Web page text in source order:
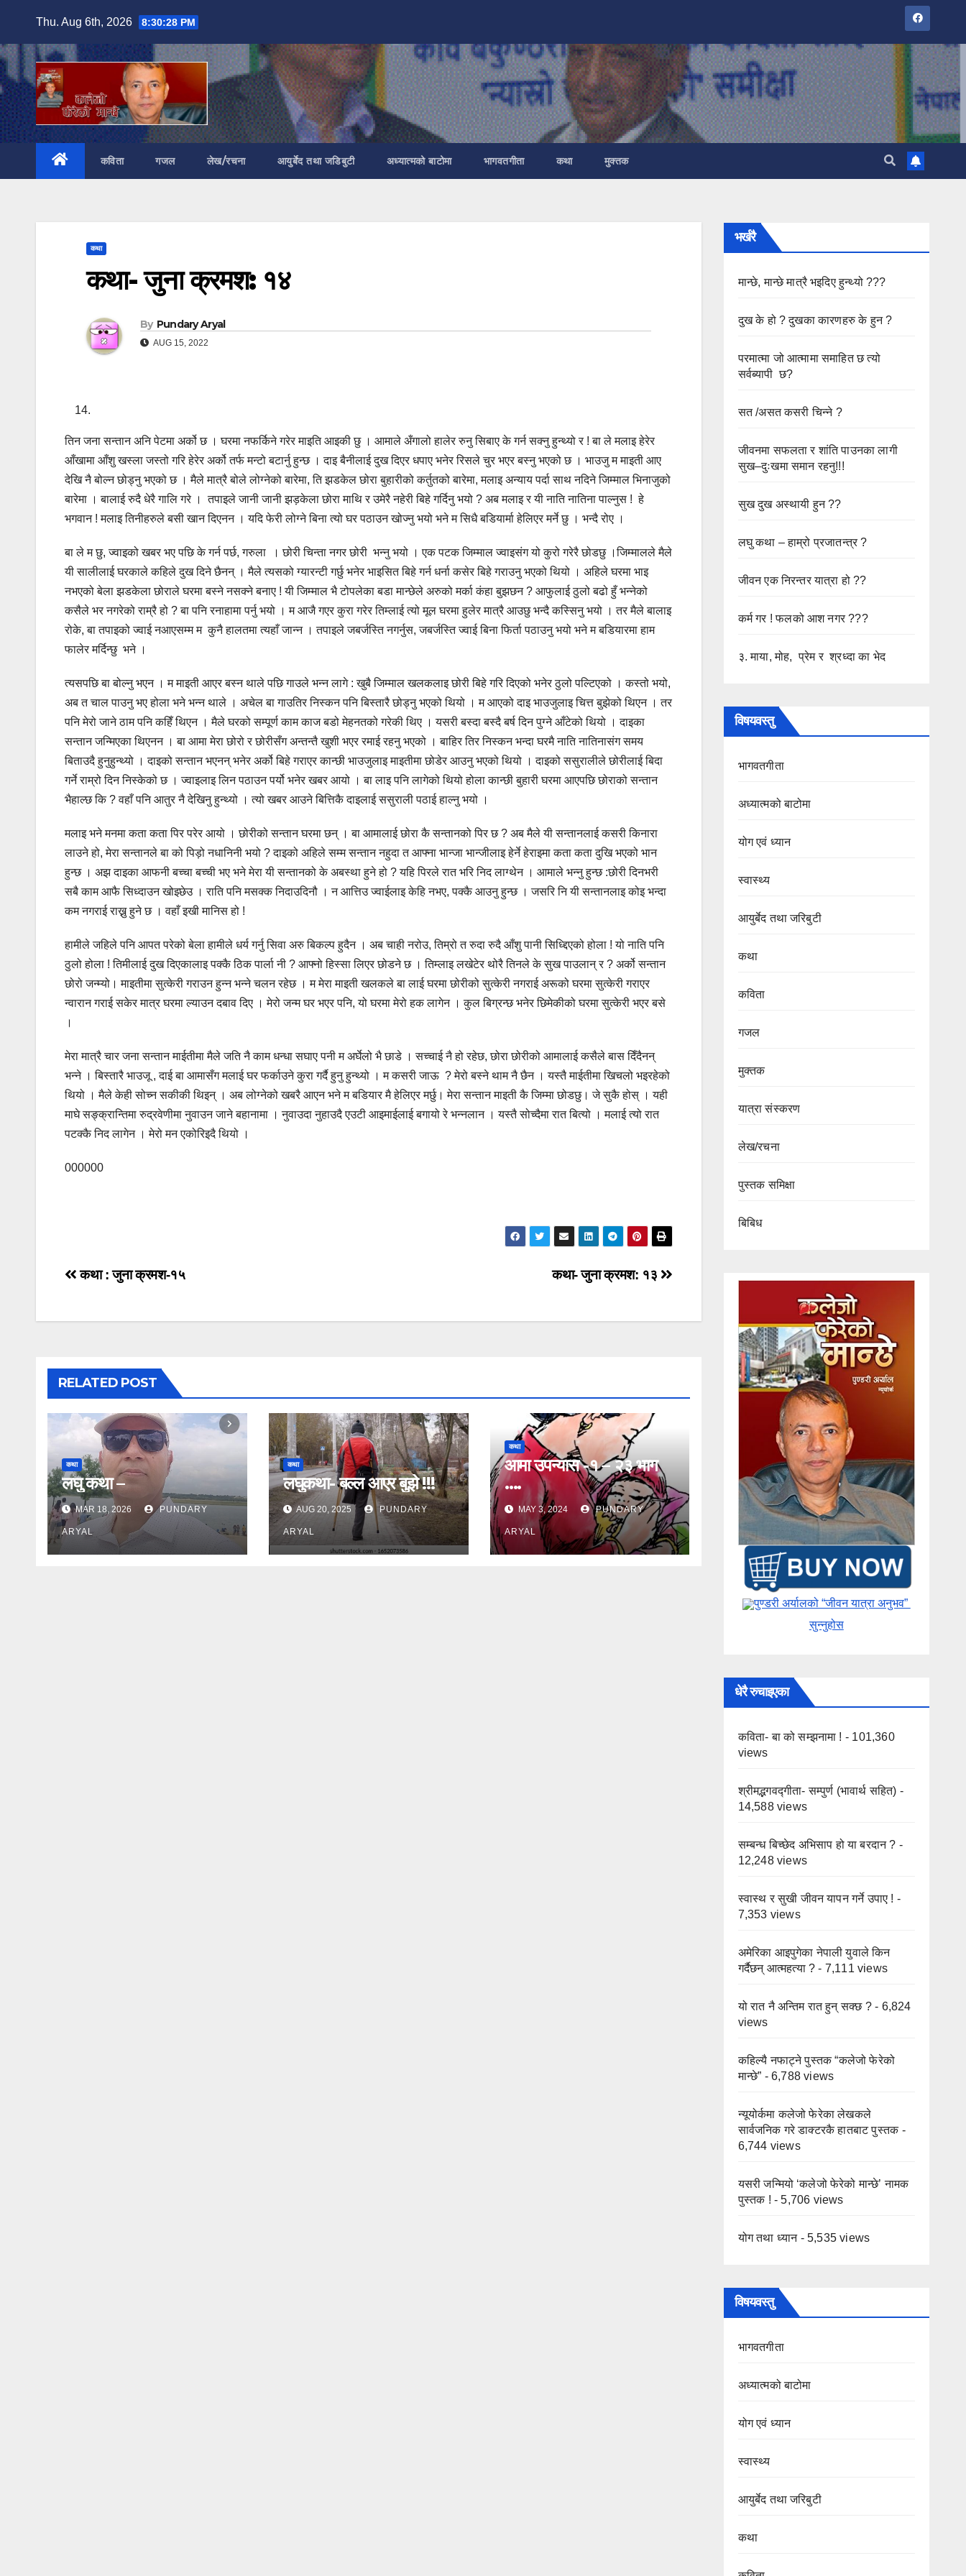
content
Thu. Aug 6th, 2026 8:30:29 PM
कविता गजल लेख/रचना आयुर्बेद तथा जडिबुटी अध्यात्मको बाटोमा भागवतगीता कथा मुक्तक
कथा
कथा- जुना क्रमश: १४
By Pundary Aryal
AUG 15, 2022
तिन जना सन्तान अनि पेटमा अर्को छ । घरमा नफर्किने गरेर माइति आइकी छु । आमाले अँगालो हालेर रुनु सिबाए के गर्न सक्नु हुन्थ्यो र ! बा ले मलाइ हेरेर
आँखामा आँशु खस्ला जस्तो गरि हेरेर अर्को तर्फ मन्टो बटार्नु हुन्छ । दाइ बैनीलाई दुख दिएर धपाए भनेर रिसले चुर भएर बस्नु भएको छ । भाउजु म माइती आए
देखि नै बोल्न छोड्नु भएको छ । मैले मात्रै बोले लोग्नेको बारेमा, ति झडकेल छोरा बुहारीको कर्तुतको बारेमा, मलाइ अन्याय पर्दा साथ नदिने जिम्माल भिनाजुको
बारेमा । बालाई रुदै धेरै गालि गरे । तपाइले जानी जानी झड़केला छोरा माथि र उमेरै नहेरी बिहे गर्दिनु भयो ? अब मलाइ र यी नाति नातिना पाल्नुस ! हे
भगवान ! मलाइ तिनीहरुले बसी खान दिएनन । यदि फेरी लोग्ने बिना त्यो घर पठाउन खोज्नु भयो भने म सिधै बडियार्मा हेलिएर मर्ने छु । भन्दै रोए ।
बा ले म छु, ज्वाइको खबर भए पछि के गर्न पर्छ, गरुला । छोरी चिन्ता नगर छोरी भन्नु भयो । एक पटक जिम्माल ज्वाइसंग यो कुरो गरेरै छोडछु ।जिम्मालले मैले
यी सालीलाई घरकाले कहिले दुख दिने छैनन् । मैले त्यसको ग्यारन्टी गर्छु भनेर भाइसित बिहे गर्न धर्ना कसेर बिहे गराउनु भएको थियो । अहिले घरमा भाइ
नभएको बेला झडकेला छोराले घरमा बस्ने नसक्ने बनाए ! यी जिम्माल भै टोपलेका बडा मान्छेले अरुको मर्का कंहा बुझछन ? आफुलाई ठुलो बढो हुँ भन्नेको
कसैले भर नगरेको राम्रै हो ? बा पनि रनाहामा पर्नु भयो । म आजै गएर कुरा गरेर तिम्लाई त्यो मूल घरमा हुलेर मात्रै आउछु भन्दै कस्सिनु भयो । तर मैले बालाइ
रोके, बा तपाइको ज्वाई नआएसम्म म कुनै हालतमा त्यहाँ जान्न । तपाइले जबर्जस्ति नगर्नुस, जबर्जस्ति ज्वाई बिना फिर्ता पठाउनु भयो भने म बडियारमा हाम
फालेर मर्दिन्छु भने ।
त्यसपछि बा बोल्नु भएन । म माइती आएर बस्न थाले पछि गाउले भन्न लागे : खुबै जिम्माल खलकलाइ छोरी बिहे गरि दिएको भनेर ठुलो पल्टिएको । कस्तो भयो,
अब त चाल पाउनु भए होला भने भन्न थाले । अचेल बा गाउतिर निस्कन पनि बिस्तारै छोड्नु भएको थियो । म आएको दाइ भाउजुलाइ चित्त बुझेको थिएन । तर
पनि मेरो जाने ठाम पनि कहिँ थिएन । मैले घरको सम्पूर्ण काम काज बडो मेहनतको गरेकी थिए । यसरी बस्दा बस्दै बर्ष दिन पुग्ने आँटेको थियो । दाइका
सन्तान जन्मिएका थिएनन । बा आमा मेरा छोरो र छोरीसँग अन्तन्तै खुशी भएर रमाई रहनु भएको । बाहिर तिर निस्कन भन्दा घरमै नाति नातिनासंग समय
बिताउदै हुनुहुन्थ्यो । दाइको सन्तान भएनन् भनेर अर्को बिहे गराएर कान्छी भाउजुलाइ माइतीमा छोडेर आउनु भएको थियो । दाइको ससुरालीले छोरीलाई बिदा
गर्ने राम्रो दिन निस्केको छ । ज्वाइलाइ लिन पठाउन पर्यो भनेर खबर आयो । बा लाइ पनि लागेको थियो होला कान्छी बुहारी घरमा आएपछि छोराको सन्तान
भैहाल्छ कि ? वहाँ पनि आतुर नै देखिनु हुन्थ्यो । त्यो खबर आउने बित्तिकै दाइलाई ससुराली पठाई हाल्नु भयो ।
मलाइ भने मनमा कता कता पिर परेर आयो । छोरीको सन्तान घरमा छन् । बा आमालाई छोरा कै सन्तानको पिर छ ? अब मैले यी सन्तानलाई कसरी किनारा
लाउने हो, मेरा सन्तानले बा को पिड़ो नधानिनी भयो ? दाइको अहिले सम्म सन्तान नहुदा त आफ्ना भान्जा भान्जीलाइ हेर्ने हेराइमा कता कता दुखि भएको भान
हुन्छ । अझ दाइका आफनी बच्चा बच्ची भए भने मेरा यी सन्तानको के अबस्था हुने हो ? यहि पिरले रात भरि निद लाग्थेन । आमाले भन्नु हुन्छ :छोरी दिनभरी
सबै काम आफै सिध्दाउन खोझ्छेउ । राति पनि मसक्क निदाउदिनौ । न आत्तिउ ज्वाईलाइ केहि नभए, पक्कै आउनु हुन्छ । जसरि नि यी सन्तानलाइ कोइ भन्दा
कम नगराई राख्नु हुने छ । वहाँ इखी मानिस हो !
हामीले जहिले पनि आपत परेको बेला हामीले धर्य गर्नु सिवा अरु बिकल्प हुदैन । अब चाही नरोउ, तिम्रो त रुदा रुदै आँशु पानी सिध्द्दिएको होला ! यो नाति पनि
ठुलो होला ! तिमीलाई दुख दिएकालाइ पक्कै ठिक पार्ला नी ? आफ्नो हिस्सा लिएर छोडने छ । तिम्लाइ लखेटेर थोरै तिनले के सुख पाउलान् र ? अर्को सन्तान
छोरो जन्म्यो। माइतीमा सुत्केरी गराउन हुन्न भन्ने चलन रहेछ । म मेरा माइती खलकले बा लाई घरमा छोरीको सुत्केरी नगराई अरूको घरमा सुत्केरी गराएर
न्वारान गराई सकेर मात्र घरमा ल्याउन दबाव दिए । मेरो जन्म घर भएर पनि, यो घरमा मेरो हक लागेन । कुल बिग्रन्छ भनेर छिमेकीको घरमा सुत्केरी भएर बसे
।
मेरा मात्रै चार जना सन्तान माईतीमा मैले जति नै काम धन्धा सघाए पनी म अर्घेलो भै छाडे । सच्चाई नै हो रहेछ, छोरा छोरीको आमालाई कसैले बास दिँदैनन्
भन्ने । बिस्तारै भाउजू , दाई बा आमासँग मलाई घर फर्काउने कुरा गर्दै हुनु हुन्थ्यो । म कसरी जाऊ ? मेरो बस्ने थाम नै छैन । यस्तै माईतीमा खिचलो भइरहेको
थियो । मैले केही सोच्न सकीकी थिइन् । अब लोग्नेको खबरै आएन भने म बडियार मै हेलिएर मर्छु। मेरा सन्तान माइती कै जिम्मा छोडछु। जे सुकै होस् । यही
माघे सङ्क्रान्तिमा रुद्रवेणीमा नुवाउन जाने बहानामा । नुवाउदा नुहाउदै एउटी आइमाईलाई बगायो रे भन्नलान । यस्तै सोच्दैमा रात बित्यो । मलाई त्यो रात
पटक्कै निद लागेन । मेरो मन एकोरिइदै थियो ।
000000
Post
कथा- जुना क्रमश: १३
कथा : जुना क्रमश-१५
RELATED POST
कथा
लघु कथा –
MAR 18, 2026 PUNDARY
ARYAL
कथा
लघुकथा- बल्ल आएर बुझे !!!
AUG 20, 2025 PUNDARY
ARYAL
कथा
आमा उपन्यास -१ – २३ भाग
….
MAY 3, 2024 PUNDARY
ARYAL
भर्खरै
मान्छे, मान्छे मात्रै भइदिए हुन्थ्यो ???
दुख के हो ? दुखका कारणहरु के हुन ?
परमात्मा जो आत्मामा समाहित छ त्यो
सर्वब्यापी छ?
सत /असत कसरी चिन्ने ?
जीवनमा सफलता र शांति पाउनका लागी
सुख–दुःखमा समान रहनु!!!
सुख दुख अस्थायी हुन ??
लघु कथा – हाम्रो प्रजातन्त्र ?
जीवन एक निरन्तर यात्रा हो ??
कर्म गर ! फलको आश नगर ???
३. माया, मोह, प्रेम र श्रध्दा का भेद
विषयवस्तु
भागवतगीता
अध्यात्मको बाटोमा
योग एवं ध्यान
स्वास्थ्य
आयुर्बेद तथा जरिबुटी
कथा
कविता
गजल
मुक्तक
यात्रा संस्करण
लेख/रचना
पुस्तक समिक्षा
बिबिध
पुण्डरी अर्यालको “जीवन यात्रा अनुभव” ​
सुन्नुहोस
धेरै रुचाइएका
कविता- बा को सम्झनामा ! - 101,360
views
श्रीमद्भगवद्गीता- सम्पुर्ण (भावार्थ सहित) -
14,588 views
सम्बन्ध बिच्छेद अभिसाप हो या बरदान ? -
12,248 views
स्वास्थ र सुखी जीवन यापन गर्ने उपाए ! -
7,353 views
अमेरिका आइपुगेका नेपाली युवाले किन
गर्दैछन् आत्महत्या ? - 7,111 views
यो रात नै अन्तिम रात हुन् सक्छ ?- 6,824
views
कहिल्यै नफाट्ने पुस्तक “कलेजो फेरेको
मान्छे” - 6,788 views
न्यूयोर्कमा कलेजो फेरेका लेखकले
सार्वजनिक गरे डाक्टरकै हातबाट पुस्तक-
6,744 views
यसरी जन्मियो ‘कलेजो फेरेको मान्छे’ नामक
पुस्तक ! - 5,706 views
योग तथा ध्यान- 5,535 views
विषयवस्तु
भागवतगीता
अध्यात्मको बाटोमा
योग एवं ध्यान
स्वास्थ्य
आयुर्बेद तथा जरिबुटी
कथा